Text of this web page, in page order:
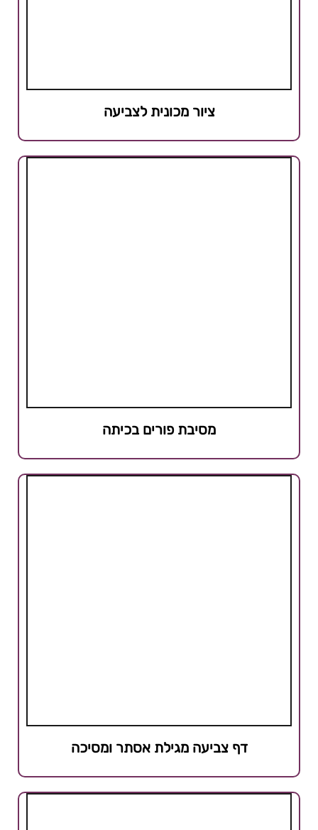
ציור מכונית לצביעה
מסיבת פורים בכיתה
דף צביעה מגילת אסתר ומסיכה